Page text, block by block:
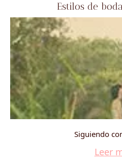
Estilos de
Siguiendo
Leer